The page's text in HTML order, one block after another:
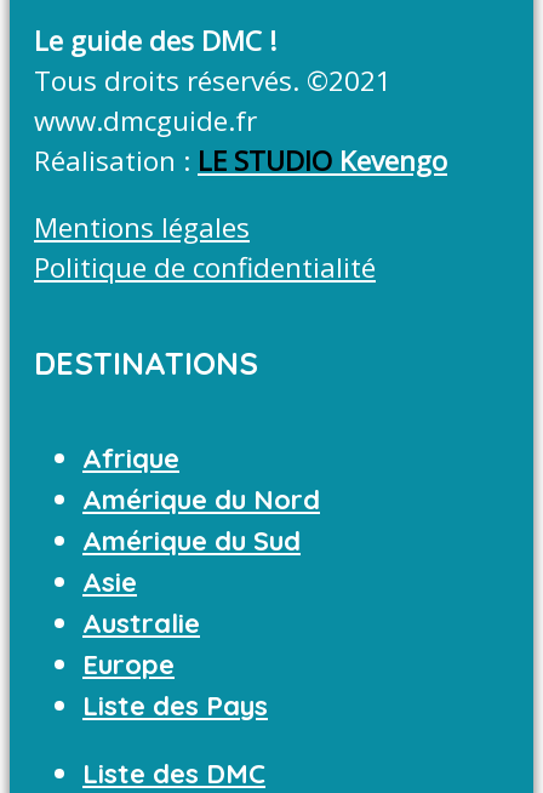
Le guide des DMC !
Tous droits réservés. ©2021
www.dmcguide.fr
Réalisation : LE STUDIO Kevengo
Mentions légales
Politique de confidentialité
DESTINATIONS
Afrique
Amérique du Nord
Amérique du Sud
Asie
Australie
Europe
Liste des Pays
Liste des DMC